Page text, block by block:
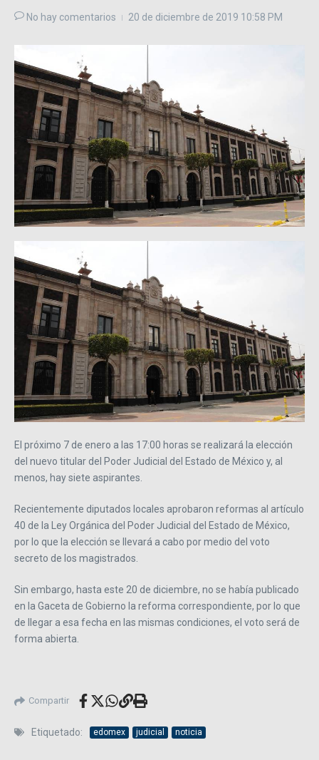
No hay comentarios 20 de diciembre de 2019 10:58 PM
El próximo 7 de enero a las 17:00 horas se realizará la elección
del nuevo titular del Poder Judicial del Estado de México y, al
menos, hay siete aspirantes.
Recientemente diputados locales aprobaron reformas al artículo
40 de la Ley Orgánica del Poder Judicial del Estado de México,
por lo que la elección se llevará a cabo por medio del voto
secreto de los magistrados.
Sin embargo, hasta este 20 de diciembre, no se había publicado
en la Gaceta de Gobierno la reforma correspondiente, por lo que
de llegar a esa fecha en las mismas condiciones, el voto será de
forma abierta.
Compartir
Etiquetado: edomex judicial noticia